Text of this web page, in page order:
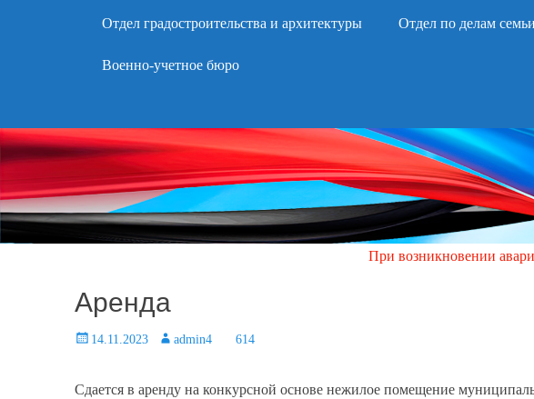
Отдел градостроительства и архитектуры Отдел по делам
Военно-учетное бюро
При возникновении аварийной
Аренда
Posted14.11.2023 Author
admin4 614
Сдается в аренду на конкурсной основе нежилое помещение